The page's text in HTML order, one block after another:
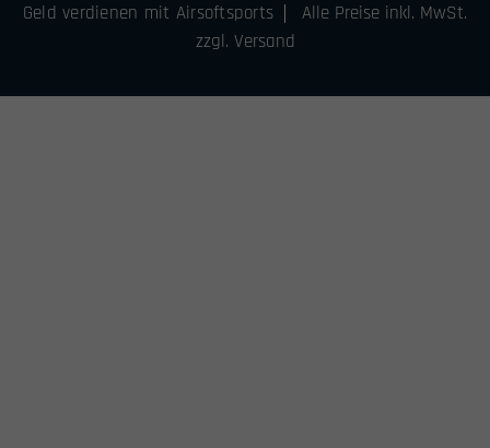
Geld verdienen mit Airsoftsports
Alle Preise inkl. MwSt.
zzgl. Versand